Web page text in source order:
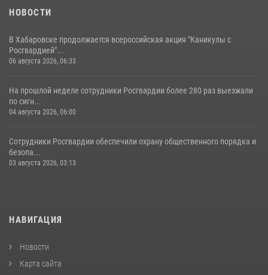
НОВОСТИ
В Хабаровске продолжается всероссийская акция "Каникулы с
Росгвардией"...
06 августа 2026, 06:33
На прошлой неделе сотрудники Росгвардии более 280 раз выезжали
по сигн...
04 августа 2026, 06:00
Сотрудники Росгвардии обеспечили охрану общественного порядка и
безопа...
03 августа 2026, 03:13
НАВИГАЦИЯ
Новости
Карта сайта